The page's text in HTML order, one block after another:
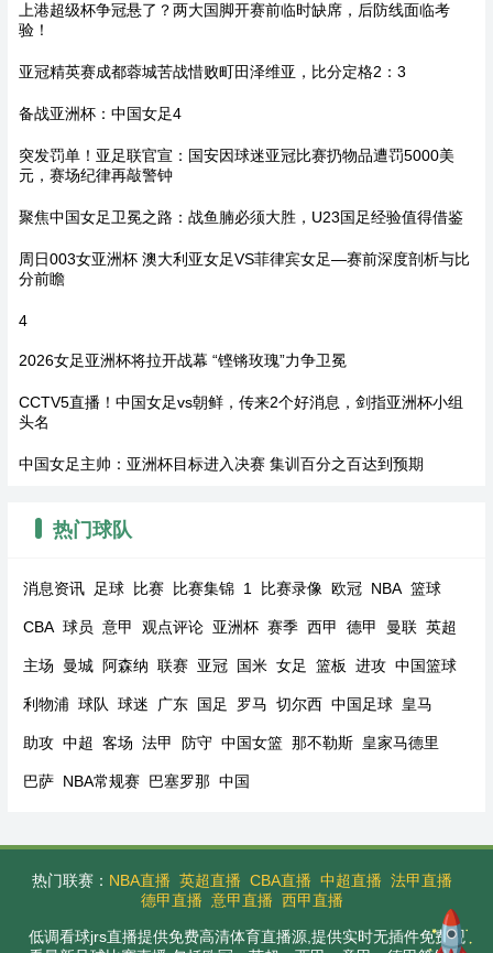
上港超级杯争冠悬了？两大国脚开赛前临时缺席，后防线面临考
验！
亚冠精英赛成都蓉城苦战惜败町田泽维亚，比分定格2：3
备战亚洲杯：中国女足4
突发罚单！亚足联官宣：国安因球迷亚冠比赛扔物品遭罚5000美
元，赛场纪律再敲警钟
聚焦中国女足卫冕之路：战鱼腩必须大胜，U23国足经验值得借鉴
周日003女亚洲杯 澳大利亚女足VS菲律宾女足—赛前深度剖析与比
分前瞻
4
2026女足亚洲杯将拉开战幕 “铿锵玫瑰”力争卫冕
CCTV5直播！中国女足vs朝鲜，传来2个好消息，剑指亚洲杯小组
头名
中国女足主帅：亚洲杯目标进入决赛 集训百分之百达到预期
热门球队
消息资讯 足球 比赛 比赛集锦 1 比赛录像 欧冠 NBA 篮球
CBA 球员 意甲 观点评论 亚洲杯 赛季 西甲 德甲 曼联 英超
主场 曼城 阿森纳 联赛 亚冠 国米 女足 篮板 进攻 中国篮球
利物浦 球队 球迷 广东 国足 罗马 切尔西 中国足球 皇马
助攻 中超 客场 法甲 防守 中国女篮 那不勒斯 皇家马德里
巴萨 NBA常规赛 巴塞罗那 中国
热门联赛： NBA直播 英超直播 CBA直播 中超直播 法甲直播
德甲直播 意甲直播 西甲直播
低调看球jrs直播提供免费高清体育直播源,提供实时无插件免费观